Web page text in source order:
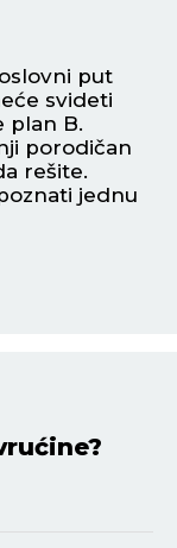
put
svideti
plan B.
porodičan
rešite.
jednu